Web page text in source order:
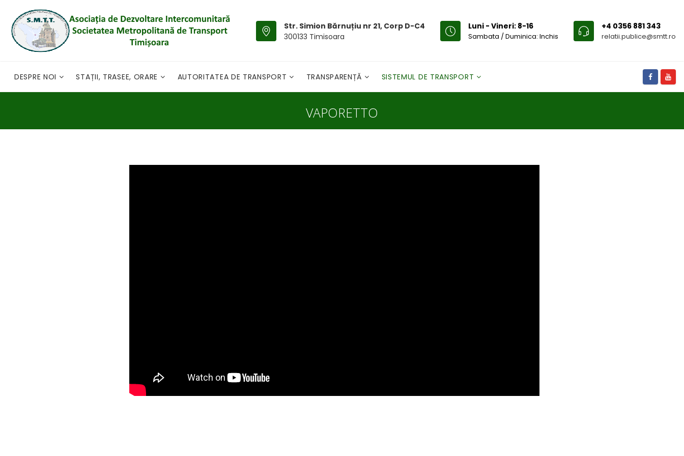
Str. Simion Bărnuțiu nr 21, Corp D-C4
300133 Timisoara
Luni - Vineri: 8-16
Sambata / Duminica: Inchis
+4 0356 881 343
relatii.publice@smtt.ro
DESPRE NOI STAȚII, TRASEE, ORARE AUTORITATEA DE TRANSPORT TRANSPARENȚĂ SISTEMUL DE TRANSPORT
VAPORETTO